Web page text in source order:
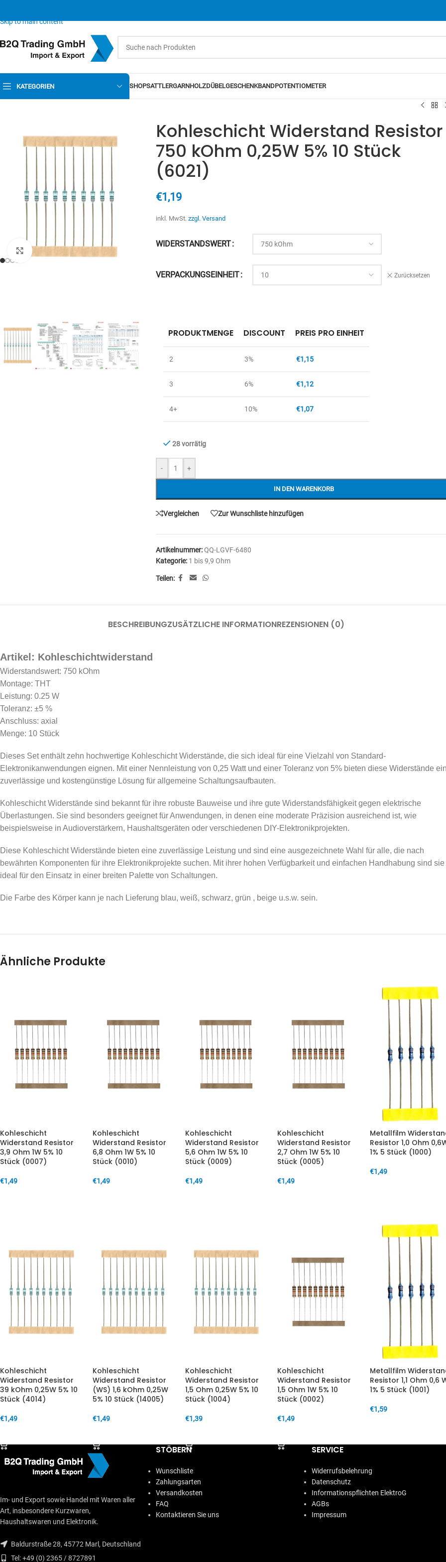
Skip to main content
KATEGORIEN SHOPSATTLERGARNHOLZDÜBELGESCHENKBANDPOTENTIOMETER
Kohleschicht Widerstand Resistor
750 kOhm 0,25W 5% 10 Stück
(6021)
€1,19
inkl. MwSt. zzgl. Versand
WIDERSTANDSWERT
VERPACKUNGSEINHEIT Zurücksetzen
PRODUKTMENGE DISCOUNT PREIS PRO EINHEIT
2 3% €1,15
3 6% €1,12
4+ 10% €1,07
28 vorrätig
- +
IN DEN WARENKORB
Vergleichen Zur Wunschliste hinzufügen
Artikelnummer:QQ-LGVF-6480
Kategorie: 1 bis 9,9 Ohm
Teilen:
BESCHREIBUNGZUSÄTZLICHE INFORMATIONREZENSIONEN (0)
Artikel: Kohleschichtwiderstand
Widerstandswert: 750 kOhm
Montage: THT
Leistung: 0.25 W
Toleranz: ±5 %
Anschluss: axial
Menge: 10 Stück
Dieses Set enthält zehn hochwertige Kohleschicht Widerstände, die sich ideal für eine Vielzahl von Standard-
Elektronikanwendungen eignen. Mit einer Nennleistung von 0,25 Watt und einer Toleranz von 5% bieten diese Widerstände
zuverlässige und kostengünstige Lösung für allgemeine Schaltungsaufbauten.
Kohleschicht Widerstände sind bekannt für ihre robuste Bauweise und ihre gute Widerstandsfähigkeit gegen elektrische
Überlastungen. Sie sind besonders geeignet für Anwendungen, in denen eine moderate Präzision ausreichend ist, wie
beispielsweise in Audioverstärkern, Haushaltsgeräten oder verschiedenen DIY-Elektronikprojekten.
Diese Kohleschicht Widerstände bieten eine zuverlässige Leistung und sind eine ausgezeichnete Wahl für alle, die nach
bewährten Komponenten für ihre Elektronikprojekte suchen. Mit ihrer hohen Verfügbarkeit und einfachen Handhabung sind sie
ideal für den Einsatz in einer breiten Palette von Schaltungen.
Die Farbe des Körper kann je nach Lieferung blau, weiß, schwarz, grün , beige u.s.w. sein.
Ähnliche Produkte
Kohleschicht
Widerstand Resistor
3,9 Ohm 1W 5% 10
Stück (0007)
€1,49
Kohleschicht
Widerstand Resistor
6,8 Ohm 1W 5% 10
Stück (0010)
€1,49
Kohleschicht
Widerstand Resistor
5,6 Ohm 1W 5% 10
Stück (0009)
€1,49
Kohleschicht
Widerstand Resistor
2,7 Ohm 1W 5% 10
Stück (0005)
€1,49
Metallfilm
Resistor 1,0 Ohm
1% 5 Stück (1000)
€1,49
Kohleschicht
Widerstand Resistor
39 kOhm 0,25W 5% 10
Stück (4014)
€1,49
Kohleschicht
Widerstand Resistor
(WS) 1,6 kOhm 0,25W
5% 10 Stück (14005)
€1,49
Kohleschicht
Widerstand Resistor
1,5 Ohm 0,25W 5% 10
Stück (1004)
€1,39
Kohleschicht
Widerstand Resistor
1,5 Ohm 1W 5% 10
Stück (0002)
€1,49
Metallfilm
Resistor 1,1 Ohm 0,6
1% 5 Stück (1001)
€1,59
Im- und Export sowie Handel mit Waren aller
Art, insbesondere Kurzwaren,
Haushaltswaren und Elektronik.
Baldurstraße 28, 45772 Marl, Deutschland
Tel: +49 (0) 2365 / 8727891
STÖBERN
Wunschliste
Zahlungsarten
Versandkosten
FAQ
Kontaktieren Sie uns
SERVICE
Widerrufsbelehrung
Datenschutz
Informationspflichten ElektroG
AGBs
Impressum